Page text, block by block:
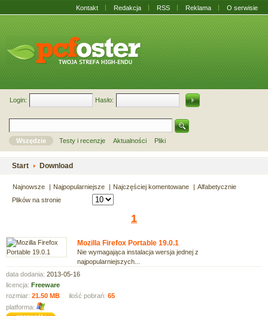
Kontakt Redakcja RSS Reklama O serwisie
Login: Hasło:
Wszędzie Testy i recenzje Aktualności Pliki
Start Download
Najnowsze Najpopularniejsze Najczęściej komentowane
Alfabetycznie
Plików na stronie
1
Mozilla Firefox Portable 19.0.1
Nie wymagająca instalacja wersja jednej z
najpopularniejszych...
data dodania: 2013-05-16
licencja: Freeware
rozmiar: 21.50 MB ilość pobrań: 65
platforma: